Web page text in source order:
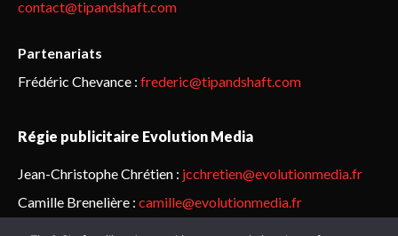
contact@tipandshaft.com
Partenariats
Frédéric Chevance : frederic@tipandshaft.com
Régie publicitaire Evolution Media
Jean-Christophe Chrétien : jcchretien@evolutionmedia.fr
Camille Brenelière : camille@evolutionmedia.fr